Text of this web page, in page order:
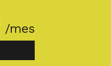
/mes